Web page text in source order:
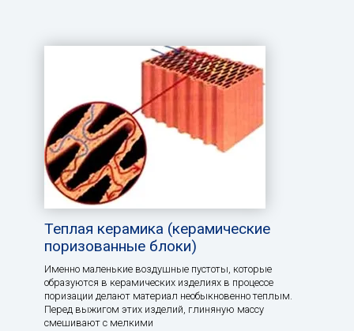
Теплая керамика (керамические
поризованные блоки)
Именно маленькие воздушные пустоты, которые
образуются в керамических изделиях в процессе
поризации делают материал необыкновенно теплым.
Перед выжигом этих изделий, глиняную массу
смешивают с мелкими